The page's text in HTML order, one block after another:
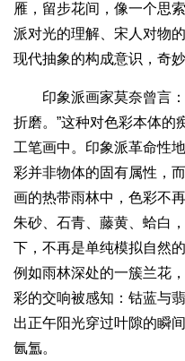
雁，留步花间，像一个思
派对光的理解、宋人对物
现代抽象的构成意识，奇
印象派画家莫奈曾言：
折磨。”这种对色彩本体的
工笔画中。印象派革命性
彩并非物体的固有属性，
画的热带雨林中，色彩不
朱砂、石青、藤黄、蛤白
下，不再是单纯模拟自然
例如雨林深处的一簇兰花
彩的交响被感知：钴蓝与
出正午阳光穿过叶隙的瞬
氤氲。